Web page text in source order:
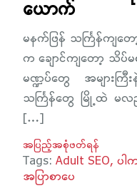
ယောက်
မနက်ဖြန် သင်္ကြန်ကျ
က ချောင်ကျတော့ သိပ်
မဏ္ဍပ်တွေ အများက
သင်္ကြန်တွေ မြို့ထဲ မ
[…]
အပြည့်အစုံဖတ်ရန်
Tags:Adult SEO ပါ
အပြာစာပေ